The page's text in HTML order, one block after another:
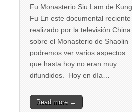
Fu Monasterio Siu Lam de Kung
Fu En este documental reciente
realizado por la televisión China
sobre el Monasterio de Shaolin
podremos ver varios aspectos
que hasta hoy no eran muy
difundidos. Hoy en día…
Read more →